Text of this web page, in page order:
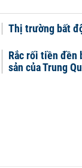
Thị trường bất
Rắc rối tiền đền
sản của Trung